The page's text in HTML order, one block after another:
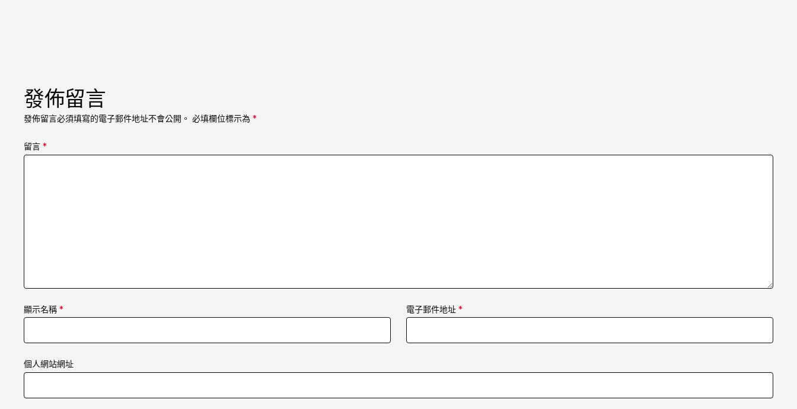
發佈留言
發佈留言必須填寫的電子郵件地址不會公開。 必填欄位標示為 *
留言 *
顯示名稱 * 電子郵件地址 *
個人網站網址